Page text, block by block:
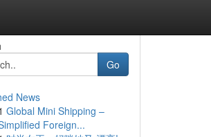
Go
News
Global Mini Shipping –
Foreign...